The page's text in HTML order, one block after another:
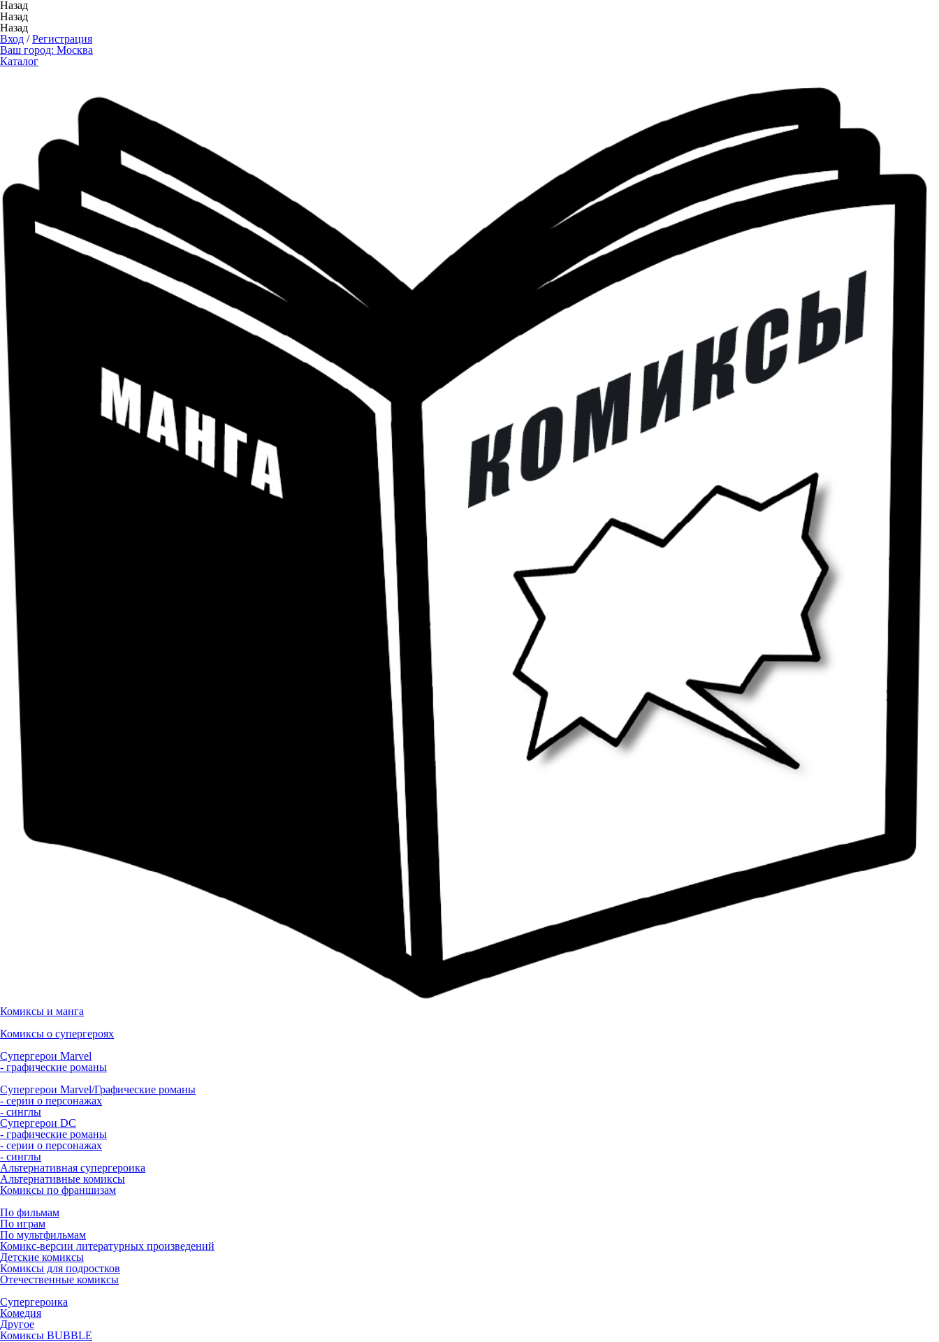
Назад
Назад
Назад
Вход /Регистрация
Ваш город: Москва
Каталог
Комиксы и манга
Комиксы о супергероях
Супергерои Marvel
- графические романы
Супергерои Marvel/Графические романы
- серии о персонажах
- синглы
Супергерои DC
- графические романы
- серии о персонажах
- синглы
Альтернативная супергероика
Альтернативные комиксы
Комиксы по франшизам
По фильмам
По играм
По мультфильмам
Комикс-версии литературных произведений
Детские комиксы
Комиксы для подростков
Отечественные комиксы
Супергероика
Комедия
Другое
Комиксы BUBBLE